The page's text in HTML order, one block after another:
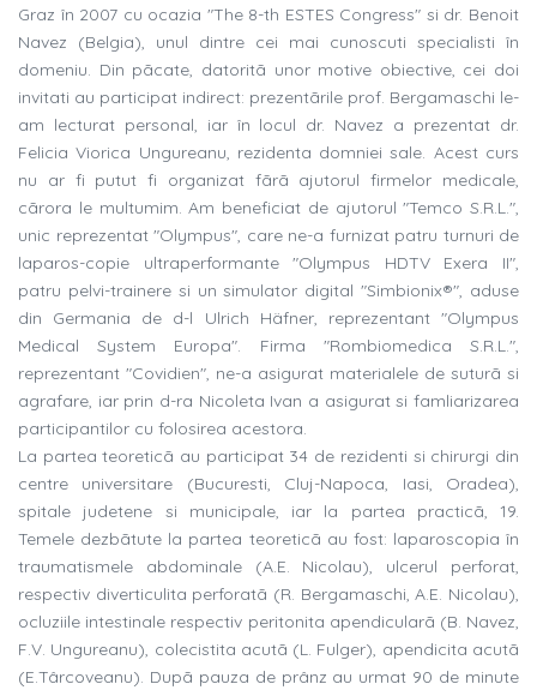
Graz în 2007 cu ocazia "The 8-th ESTES Congress" si dr. Benoit
Navez (Belgia), unul dintre cei mai cunoscuti specialisti în
domeniu. Din pãcate, datoritã unor motive obiective, cei doi
invitati au participat indirect: prezentãrile prof. Bergamaschi le-
am lecturat personal, iar în locul dr. Navez a prezentat dr.
Felicia Viorica Ungureanu, rezidenta domniei sale. Acest curs
nu ar fi putut fi organizat fãrã ajutorul firmelor medicale,
cãrora le multumim. Am beneficiat de ajutorul "Temco S.R.L.",
unic reprezentat "Olympus", care ne-a furnizat patru turnuri de
laparos-copie ultraperformante "Olympus HDTV Exera II",
patru pelvi-trainere si un simulator digital "Simbionix®", aduse
din Germania de d-l Ulrich Häfner, reprezentant "Olympus
Medical System Europa". Firma "Rombiomedica S.R.L.",
reprezentant "Covidien", ne-a asigurat materialele de suturã si
agrafare, iar prin d-ra Nicoleta Ivan a asigurat si famliarizarea
participantilor cu folosirea acestora.
La partea teoreticã au participat 34 de rezidenti si chirurgi din
centre universitare (Bucuresti, Cluj-Napoca, Iasi, Oradea),
spitale judetene si municipale, iar la partea practicã, 19.
Temele dezbãtute la partea teoreticã au fost: laparoscopia în
traumatismele abdominale (A.E. Nicolau), ulcerul perforat,
respectiv diverticulita perforatã (R. Bergamaschi, A.E. Nicolau),
ocluziile intestinale respectiv peritonita apendicularã (B. Navez,
F.V. Ungureanu), colecistita acutã (L. Fulger), apendicita acutã
(E.Târcoveanu). Dupã pauza de prânz au urmat 90 de minute